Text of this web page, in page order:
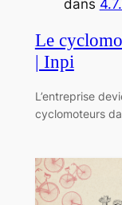
dans
Le
| Inpi
L’entreprise
cyclomoteurs